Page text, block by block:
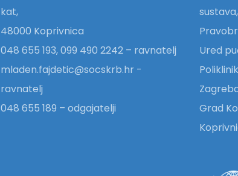
kat,
48000 Koprivnica
048 655 193, 099 490 2242 – ravnatelj
mladen.fajdetic@socskrb.hr -
ravnatelj
048 655 189 – odgajatelji
Ured
Grad